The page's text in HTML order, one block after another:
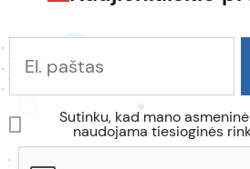
Sutinku, kad mano
naudojama tiesioginės